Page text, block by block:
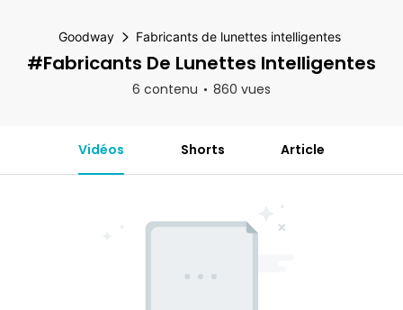
Goodway Fabricants de lunettes intelligentes
#Fabricants De Lunettes Intelligentes
6 contenu 860 vues
Vidéos Shorts Article